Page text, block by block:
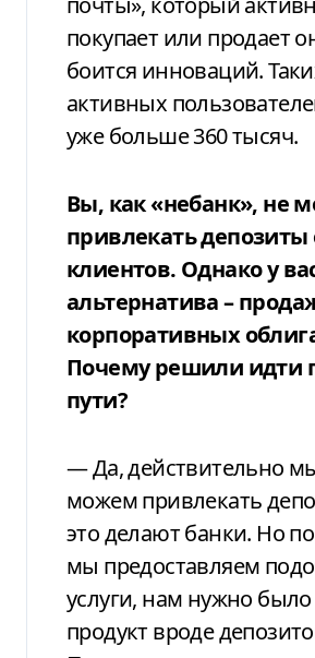
покупает или продает
боится инноваций.
активных
уже больше 360 тысяч.
Вы, как «небанк», не
привлекать депозиты
клиентов. Однако у
альтернатива –
корпоративных
Почему решили идти
пути?
— Да, действительно
можем привлекать
это делают банки. Но
мы предоставляем
услуги, нам нужно было
продукт вроде